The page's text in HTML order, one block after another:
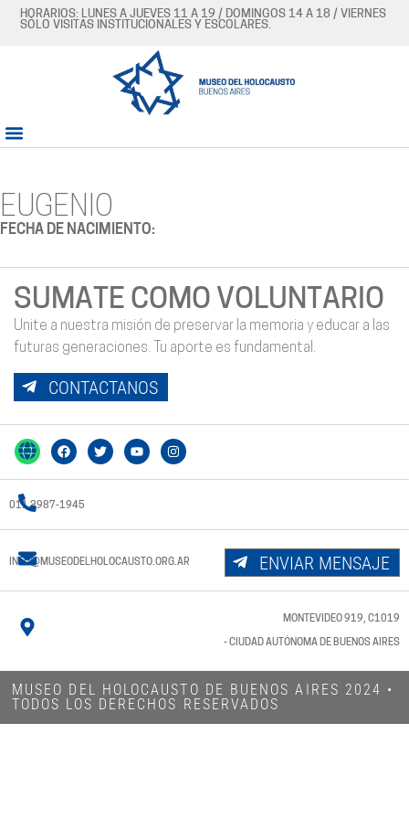
HORARIOS: LUNES A JUEVES 11 A 19 / DOMINGOS 14 A 18 / VIERNES
SÓLO VISITAS INSTITUCIONALES Y ESCOLARES.
EUGENIO
FECHA DE NACIMIENTO:
SUMATE COMO VOLUNTARIO
Unite a nuestra misión de preservar la memoria y educar a las
futuras generaciones. Tu aporte es fundamental.
CONTACTANOS
011 3987-1945
INFO@MUSEODELHOLOCAUSTO.ORG.AR ENVIAR MENSAJE
MONTEVIDEO 919, C1019
- CIUDAD AUTÓNOMA DE BUENOS AIRES
MUSEO DEL HOLOCAUSTO DE BUENOS AIRES 2024​ •
TODOS LOS DERECHOS RESERVADOS